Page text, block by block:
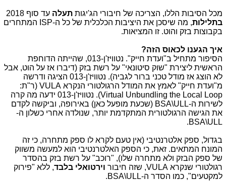
מכל הסיבות הללו, הצריכה של חיבורי הג'יגות תעלה עד סוף 2018
בתלילות
, מה שיסכן את היציבות הכלכלית של כל ה-ISP המתחרים
בקבוצות בזק והוט. זו המציאות.
איך הגענו לכאוס הזה?
הסיפור מתחיל ב"ועדת חייק". נטוויז'ן-013, שהייתה הדוחפת
הראשית ליצירת "שוק סיטונאי" על רשת בזק (דיברו אז על הוט, אבל
לא הוצג אז מודל טכני ברור לגביה). נטוויז'ן-013 הציגה ודרשה
מ"ועדת חייק" לאמץ את המודל הרגולטורי הנקרא VULA (ר"ת:
Virtual Unbundling the Local Loop). נטוויז'ן-013 ידעה מה קרה
לשירות ה-BSA\ULL (שכעת מופעל כאן) באירופה, וביקשה לקדם
את הגישה הרגולטורית המתקדמת יותר, שנולדה אחרי כשלון ה-
BSA\ULL.
בגדול, ספק אלטרנטיבי (אין טעם לקרא לו ספק מתחרה, כי זה
המונח המתאים. זאת, כי הספק האלטרנטיבי הוא למעשה משווק
של ספק הבזק ולא מתחרה שלו), "רוכב" על רשת בזק בהסדר
רגולטורי שנקרא VULA, שזה חיבור
וירטואלי בלבד, ללא "פירוק
למקטעים", כמו הסדר ה-BSA\ULL.